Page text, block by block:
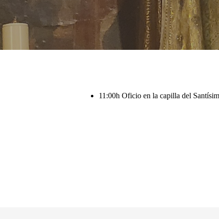
Pulsa enter para buscar o ESC para cerrar
11:00h Oficio en la capilla del